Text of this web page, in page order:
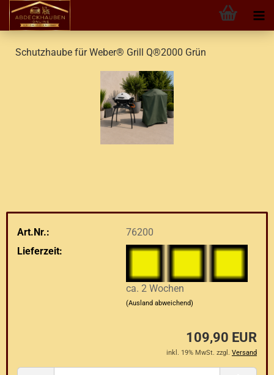
Schutzhaube für Weber® Grill Q®2000 Grün
Art.Nr.:
76200
Lieferzeit:
ca. 2 Wochen
(Ausland abweichend)
109,90 EUR
inkl. 19% MwSt. zzgl. Versand